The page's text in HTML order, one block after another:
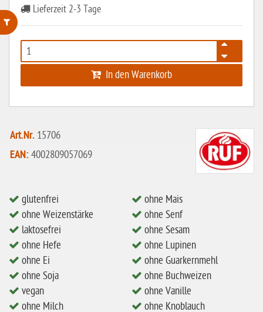
ohne Weizenstärke
ohne Hefe
ohne Ei
ohne Soja
ohne Haselnüsse
vegan
ohne Erdnüsse
eiweißarm / PKU
ohne Mandeln
ohne Milch
ohne Hafer
Lieferzeit 2-3 Tage
In den Warenkorb
Art.Nr. 15706
EAN: 4002809057069
glutenfrei
ohne Weizenstärke
laktosefrei
ohne Hefe
ohne Ei
ohne Soja
vegan
ohne Milch
ohne Mais
ohne Senf
ohne Sesam
ohne Lupinen
ohne Guarkernmehl
ohne Buchweizen
ohne Vanille
ohne Knoblauch